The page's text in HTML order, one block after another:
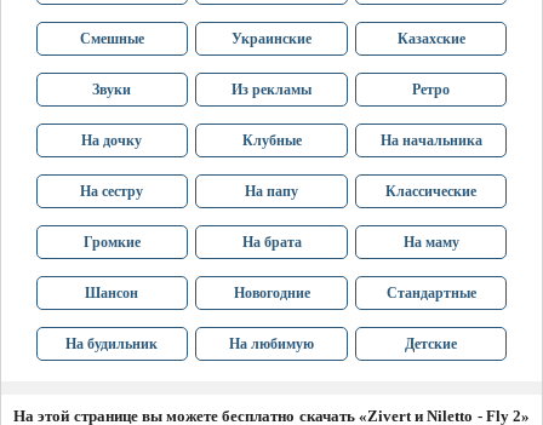
Смешные Украинские Казахские
Звуки Из рекламы Ретро
На дочку Клубные На начальника
На сестру На папу Классические
Громкие На брата На маму
Шансон Новогодние Стандартные
На будильник На любимую Детские
На этой странице вы можете бесплатно скачать «Zivert и Niletto - Fly 2»